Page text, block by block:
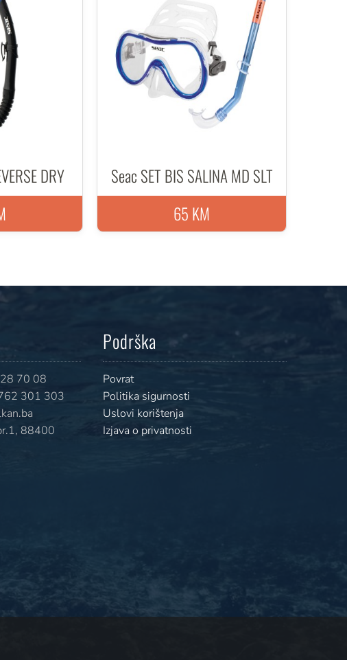
DRY
Seac SET BIS SALINA MD SLT
65 KM
70 08
301 303
88400
Podrška
Povrat
Politika sigurnosti
Uslovi korištenja
Izjava o privatnosti